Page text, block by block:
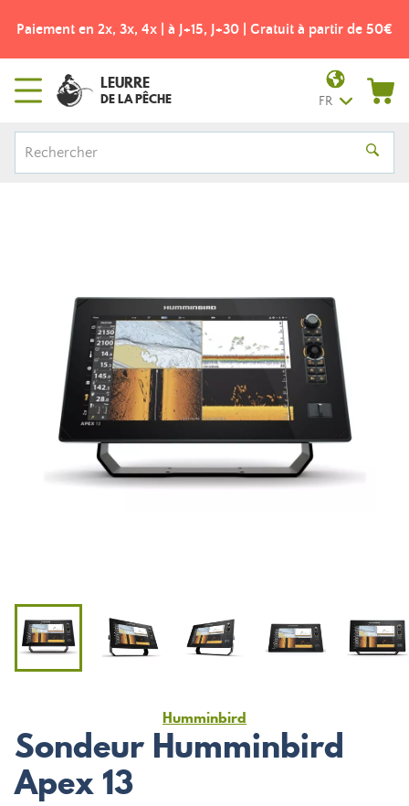
Paiement en 2x, 3x, 4x | à J+15, J+30 | Gratuit à partir de 50€
LEURRE
DE LA PÊCHE FR
Humminbird
Sondeur Humminbird
Apex 13